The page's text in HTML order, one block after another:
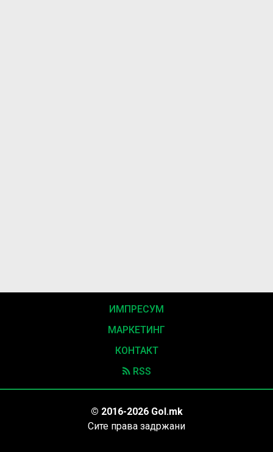
ИМПРЕСУМ
МАРКЕТИНГ
КОНТАКТ
RSS
© 2016-2026 Gol.mk
Сите права задржани